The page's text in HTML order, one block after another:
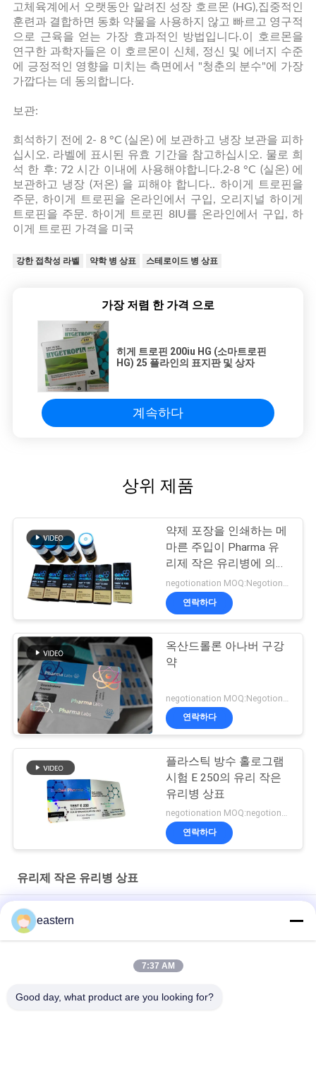
고체육계에서 오랫동안 알려진 성장 호르몬 (HG),집중적인
훈련과 결합하면 동화 약물을 사용하지 않고 빠르고 영구적
으로 근육을 얻는 가장 효과적인 방법입니다.이 호르몬을
연구한 과학자들은 이 호르몬이 신체, 정신 및 에너지 수준
에 긍정적인 영향을 미치는 측면에서 "청춘의 분수"에 가장
가깝다는 데 동의합니다.
보관:
희석하기 전에 2- 8 °C (실온) 에 보관하고 냉장 보관을 피하
십시오. 라벨에 표시된 유효 기간을 참고하십시오. 물로 희
석 한 후: 72 시간 이내에 사용해야합니다.2-8 °C (실온) 에
보관하고 냉장 (저온) 을 피해야 합니다.. 하이게 트로핀을
주문, 하이게 트로핀을 온라인에서 구입, 오리지널 하이게
트로핀을 주문. 하이게 트로핀 8IU를 온라인에서 구입, 하
이게 트로핀 가격을 미국
강한 접착성 라벨 약학 병 상표 스테로이드 병 상표
가장 저렴 한 가격 으로
히게 트로핀 200iu HG (소마트로핀
HG) 25 플라인의 표지판 및 상자
계속하다
상위 제품
약제 포장을 인쇄하는 메
마른 주입이 Pharma 유
리제 작은 유리병에 의하
여 레테르를 붙입니다
연락하다
옥산드롤론 아나버 구강
약
연락하다
플라스틱 방수 홀로그램
시험 E 250의 유리 작은
유리병 상표
negotionation MOQ:negotionation
연락하다
유리제 작은 유리병 상표
Somatropin HG 176-191 2mlx10 레이블이 있는 유리 바이알
전 세트 Paer Instrution를 가진 tren 아세테이트 작은 유리병 작은
eastern
7:37 AM
Good day, what product are you looking for?